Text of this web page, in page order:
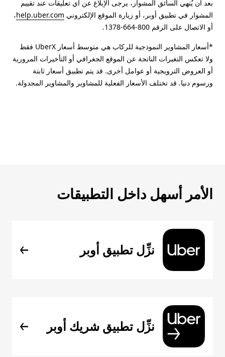
بعد أن يُنهي السائق المشوار، يرجى الإبلاغ عن أي تعليقات عند تقييم
المشوار في تطبيق أوبر، أو زيارة الموقع الإلكتروني help.uber.com،
أو الاتصال على الرقم 800-664-1378.
*أسعار المشاوير النموذجية للركاب هي متوسط أسعار UberX فقط
ولا تعكس التغيرات الناتجة عن الموقع الجغرافي أو التأخيرات المرورية
أو العروض الترويجية أو عوامل أخرى. قد يتم تطبيق أسعار ثابتة
ورسوم دنيا. قد تختلف الأسعار الفعلية للمشاوير والمشاوير المجدولة.
الأمر أسهل داخل التطبيقات
نزِّل تطبيق أوبر
نزِّل تطبيق شريك أوبر